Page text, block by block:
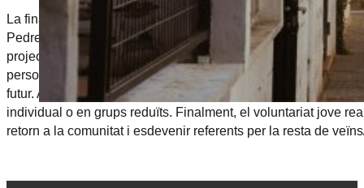
La finalitat del Projecte de la Fundació Girona Est és
Pedreres, Font de la Pólvora, Vila-Roja, Mas Ramada). En
projecte Mentoria+Beca, en el qual col·labora la Fundació
personal per potenciar la seva autoestima, proporcionar
futur. A més, ofereix recursos econòmics per garantir que
individual o en grups reduïts. Finalment, el voluntariat jove
retorn a la comunitat i esdevenir referents per la resta de